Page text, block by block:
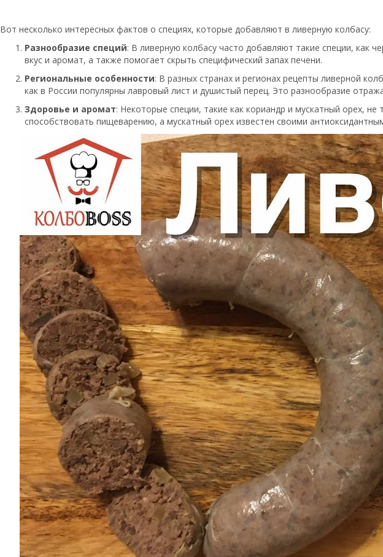
Вот несколько интересных фактов о специях, которые добавляют в ливерную колбасу:
Разнообразие специй: В ливерную колбасу часто добавляют такие специи, как
вкус и аромат, а также помогает скрыть специфический запах печени.
Региональные особенности: В разных странах и регионах рецепты ливерной
как в России популярны лавровый лист и душистый перец. Это разнообразие
Здоровье и аромат: Некоторые специи, такие как кориандр и мускатный орех,
способствовать пищеварению, а мускатный орех известен своими